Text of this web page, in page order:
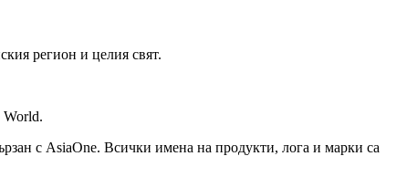
регион и целия свят.
World.
с AsiaOne. Всички имена на продукти, лога и марки са